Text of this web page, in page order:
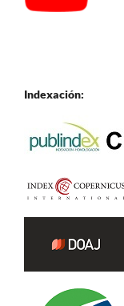
Indexación: